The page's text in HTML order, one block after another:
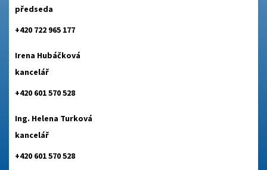
předseda
+420 722 965 177
Irena Hubáčková
kancelář
+420 601 570 528
Ing. Helena Turková
kancelář
+420 601 570 528